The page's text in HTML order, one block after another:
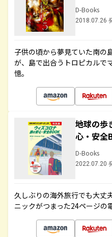
D-Books
2018.07.26
子供の頃から夢見ていた南の
が、島で出合うトロピカルで
憶。
地球の歩
心・安全
D-Books
2022.07.20
久しぶりの海外旅行でも大丈
ニックがつまった24ページの